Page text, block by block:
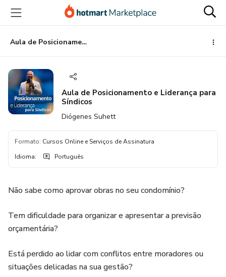
para
conteúdo
principal
para
pagamento
para
rodapé
Aula de Posicionamento e Liderança para Síndicos
Aula de Posicionamento e Liderança para
Síndicos
Diógenes Suhett
Formato: Cursos Online e Serviços de Assinatura
Idioma: Português
Não sabe como aprovar obras no seu condomínio?
Tem dificuldade para organizar e apresentar a previsão
orçamentária?
Está perdido ao lidar com conflitos entre moradores ou
situações delicadas na sua gestão?